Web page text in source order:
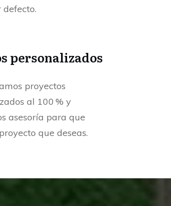
personalizados
proyectos
al 100 % y
asesoría para que
que deseas.